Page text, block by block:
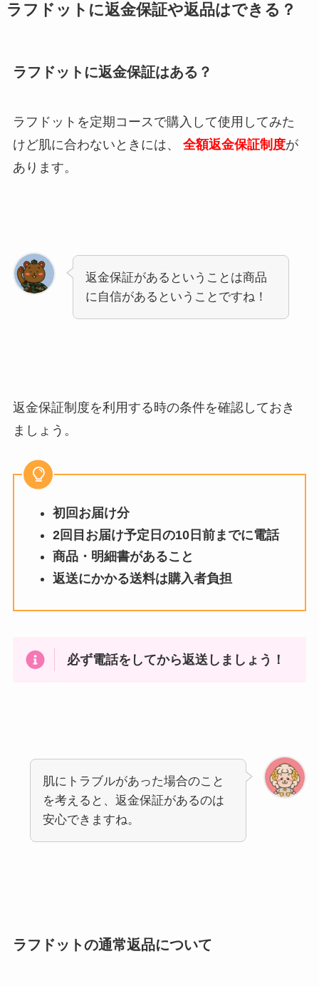
ラフドットに返金保証や返品はできる？
ラフドットに返金保証はある？
ラフドットを定期コースで購入して使用してみた
けど肌に合わないときには、 全額返金保証制度が
あります。
返金保証があるということは商品
に自信があるということですね！
返金保証制度を利用する時の条件を確認しておき
ましょう。
初回お届け分
2回目お届け予定日の10日前までに電話
商品・明細書があること
返送にかかる送料は購入者負担
必ず電話をしてから返送しましょう！
肌にトラブルがあった場合のこと
を考えると、返金保証があるのは
安心できますね。
ラフドットの通常返品について